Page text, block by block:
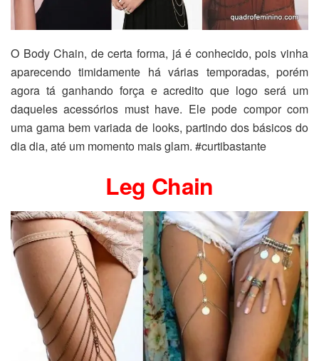
O Body Chain, de certa forma, já é conhecido, pois vinha
aparecendo timidamente há várias temporadas, porém
agora tá ganhando força e acredito que logo será um
daqueles acessórios must have. Ele pode compor com
uma gama bem variada de looks, partindo dos básicos do
dia dia, até um momento mais glam. #curtibastante
Leg Chain